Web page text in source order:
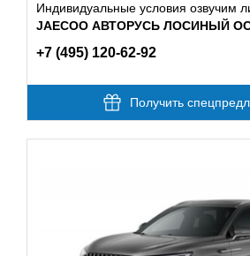
Индивидуальные условия озвучим
JAECOO АВТОРУСЬ ЛОСИНЫЙ
+7 (495) 120-62-92
Получить